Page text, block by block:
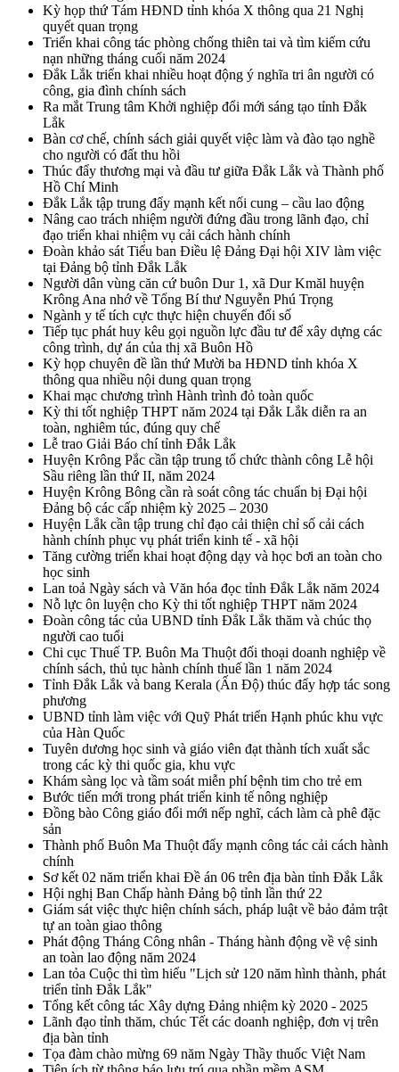
Kỳ họp thứ Tám HĐND tỉnh khóa X thông qua 21 Nghị
quyết quan trọng
Triển khai công tác phòng chống thiên tai và tìm kiếm cứu
nạn những tháng cuối năm 2024
Đắk Lắk triển khai nhiều hoạt động ý nghĩa tri ân người có
công, gia đình chính sách
Ra mắt Trung tâm Khởi nghiệp đổi mới sáng tạo tỉnh Đắk
Lắk
Bàn cơ chế, chính sách giải quyết việc làm và đào tạo nghề
cho người có đất thu hồi
Thúc đẩy thương mại và đầu tư giữa Đắk Lắk và Thành phố
Hồ Chí Minh
Đắk Lắk tập trung đẩy mạnh kết nối cung – cầu lao động
Nâng cao trách nhiệm người đứng đầu trong lãnh đạo, chỉ
đạo triển khai nhiệm vụ cải cách hành chính
Đoàn khảo sát Tiểu ban Điều lệ Đảng Đại hội XIV làm việc
tại Đảng bộ tỉnh Đắk Lắk
Người dân vùng căn cứ buôn Dur 1, xã Dur Kmăl huyện
Krông Ana nhớ về Tổng Bí thư Nguyễn Phú Trọng
Ngành y tế tích cực thực hiện chuyển đổi số
Tiếp tục phát huy kêu gọi nguồn lực đầu tư để xây dựng các
công trình, dự án của thị xã Buôn Hồ
Kỳ họp chuyên đề lần thứ Mười ba HĐND tỉnh khóa X
thông qua nhiều nội dung quan trọng
Khai mạc chương trình Hành trình đỏ toàn quốc
Kỳ thi tốt nghiệp THPT năm 2024 tại Đắk Lắk diễn ra an
toàn, nghiêm túc, đúng quy chế
Lễ trao Giải Báo chí tỉnh Đắk Lắk
Huyện Krông Pắc cần tập trung tổ chức thành công Lễ hội
Sầu riêng lần thứ II, năm 2024
Huyện Krông Bông cần rà soát công tác chuẩn bị Đại hội
Đảng bộ các cấp nhiệm kỳ 2025 – 2030
Huyện Lắk cần tập trung chỉ đạo cải thiện chỉ số cải cách
hành chính phục vụ phát triển kinh tế - xã hội
Tăng cường triển khai hoạt động dạy và học bơi an toàn cho
học sinh
Lan toả Ngày sách và Văn hóa đọc tỉnh Đắk Lắk năm 2024
Nỗ lực ôn luyện cho Kỳ thi tốt nghiệp THPT năm 2024
Đoàn công tác của UBND tỉnh Đắk Lắk thăm và chúc thọ
người cao tuổi
Chi cục Thuế TP. Buôn Ma Thuột đối thoại doanh nghiệp về
chính sách, thủ tục hành chính thuế lần 1 năm 2024
Tỉnh Đắk Lắk và bang Kerala (Ấn Độ) thúc đẩy hợp tác song
phương
UBND tỉnh làm việc với Quỹ Phát triển Hạnh phúc khu vực
của Hàn Quốc
Tuyên dương học sinh và giáo viên đạt thành tích xuất sắc
trong các kỳ thi quốc gia, khu vực
Khám sàng lọc và tầm soát miễn phí bệnh tim cho trẻ em
Bước tiến mới trong phát triển kinh tế nông nghiệp
Đồng bào Công giáo đổi mới nếp nghĩ, cách làm cà phê đặc
sản
Thành phố Buôn Ma Thuột đẩy mạnh công tác cải cách hành
chính
Sơ kết 02 năm triển khai Đề án 06 trên địa bàn tỉnh Đắk Lắk
Hội nghị Ban Chấp hành Đảng bộ tỉnh lần thứ 22
Giám sát việc thực hiện chính sách, pháp luật về bảo đảm trật
tự an toàn giao thông
Phát động Tháng Công nhân - Tháng hành động về vệ sinh
an toàn lao động năm 2024
Lan tỏa Cuộc thi tìm hiểu "Lịch sử 120 năm hình thành, phát
triển tỉnh Đắk Lắk"
Tổng kết công tác Xây dựng Đảng nhiệm kỳ 2020 - 2025
Lãnh đạo tỉnh thăm, chúc Tết các doanh nghiệp, đơn vị trên
địa bàn tỉnh
Tọa đàm chào mừng 69 năm Ngày Thầy thuốc Việt Nam